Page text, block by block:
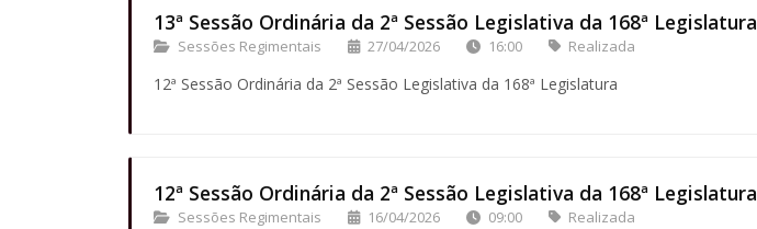
13ª Sessão Ordinária da 2ª Sessão Legislativa da 168ª Legislatura
Sessões Regimentais 27/04/2026 16:00 Realizada
12ª Sessão Ordinária da 2ª Sessão Legislativa da 168ª Legislatura
12ª Sessão Ordinária da 2ª Sessão Legislativa da 168ª Legislatura
Sessões Regimentais 16/04/2026 09:00 Realizada